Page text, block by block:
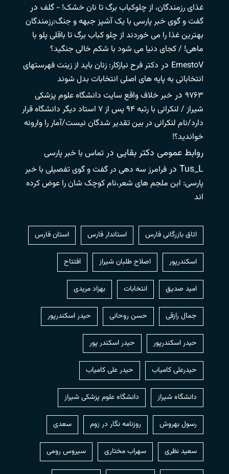
غذای رزمندگان، از چلوکباب برگ تا نان خشک! - گلف در
گفت و گوی خبر پارسی با یک آشپز جبهه و جنگ:رزمندگان
بهترین غذا را می خوردند از چلو کباب برگ تا باقلی پلو با
ماهی! / کجای دنیا می شود با شکم خالی جنگید؟
ErnestoV در دکتر فرح نیازکار: زنان باید از زینت فهرستهای
انتخاباتی به پایه های اصلی انتخابات بدل شوند
۹۷۶۳ در خبر خلاف واقع سایت دانشگاه علوم پزشکی
شیراز / لنکرانی با رتبه ۹۴ پس از ۷ استاد دیگر دانشگاه قرار
دارد/نام لنکرانی در بین تقدیر شدگان نیست/آمار را وارونه
خواندید؟!
روابط عمومی دکتر بقایی در تماس با خبر پارسی
Tus_L در فرامرز سه دهی در گفت و گوی تفصیلی با خبر
پارسی: ابن ملجم های شعر،نام کوچک شان را عوض کرده
اند
اتاق بازرگانی فارس استاندار فارس استان فارس
اسکندرپور اصلاح طلبان شیراز افتتاح
امید صدیق انتخابات بهزاد مریدی
جمال رازقی حسن روحانی حيدر اسكندرپور
حیدر اسکندرپور حیدر اسکندر پور
حیدرعلی کامیاب حیدر علی کامیاب
دانشگاه شیراز دانشگاه علوم پزشکی شیراز
رسول بهروش روزنامه نگار در زوم سعدی
سعید نظری سهراب مختاری سیروس رومی